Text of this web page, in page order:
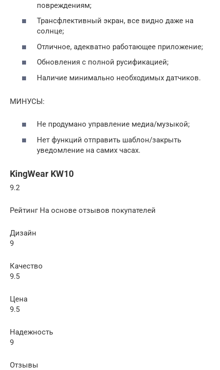
повреждениям;
Трансфлективный экран, все видно даже на
солнце;
Отличное, адекватно работающее приложение;
Обновления с полной русификацией;
Наличие минимально необходимых датчиков.
МИНУСЫ:
Не продумано управление медиа/музыкой;
Нет функций отправить шаблон/закрыть
уведомление на самих часах.
KingWear KW10
9.2
Рейтинг На основе отзывов покупателей
Дизайн
9
Качество
9.5
Цена
9.5
Надежность
9
Отзывы